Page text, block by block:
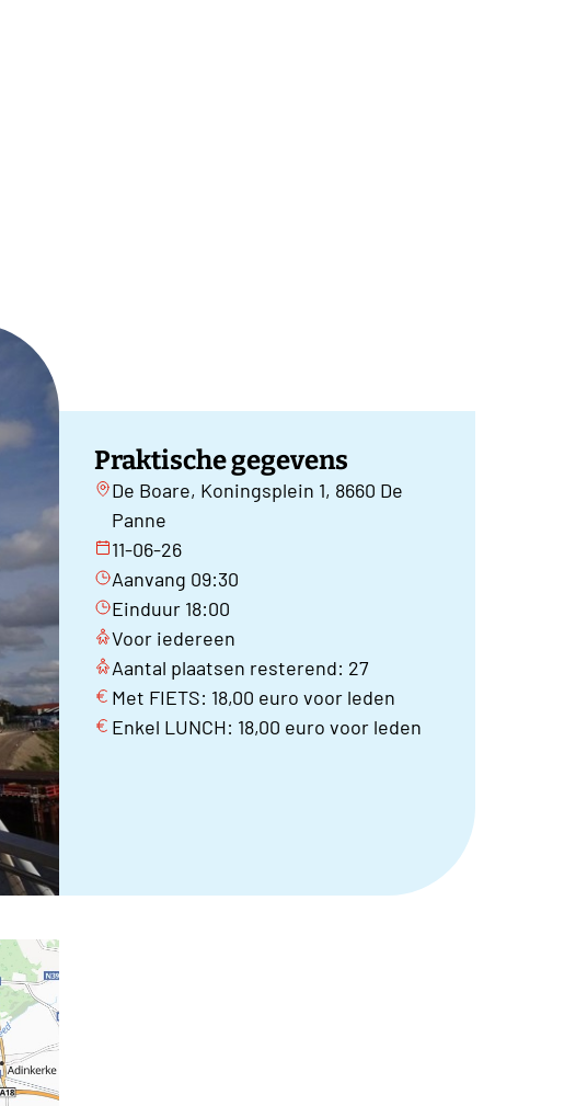
Praktische gegevens
De Boare, Koningsplein 1, 8660 De
Panne
11-06-26
Aanvang 09:30
Einduur 18:00
Voor iedereen
Aantal plaatsen resterend: 27
Met FIETS: 18,00 euro voor leden
Enkel LUNCH: 18,00 euro voor leden